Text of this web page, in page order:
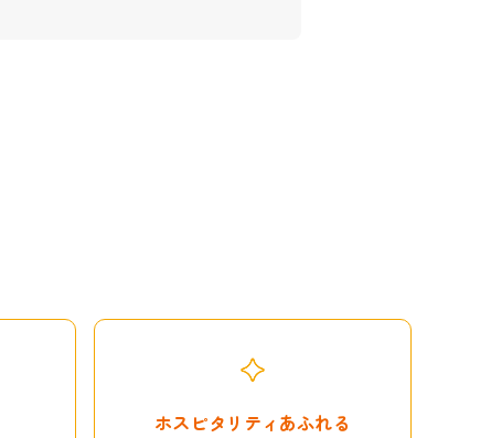
ホスピタリティあふれる